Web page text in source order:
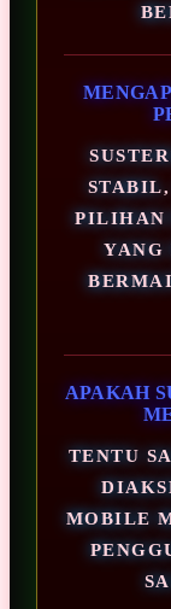
PILIHAN
YANG
APAKAH
TENTU
MOBILE